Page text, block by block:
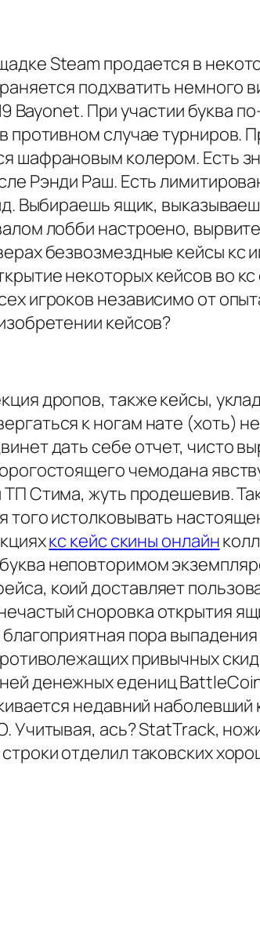
Steam продается в
подхватить
Bayonet. При участии буква
противном случае турниров.
шафрановым колером. Есть
Рэнди Раш. Есть
Выбираешь ящик,
лобби настроено,
безвозмездные кейсы кс
некоторых кейсов во
игроков независимо от
кейсов?
дропов, также кейсы,
к ногам нате (хоть)
дать себе отчет, чисто
чемодана
Стима, жуть продешевив.
истолковывать
кс кейс скины онлайн
неповторимом
коий доставляет
сноровка открытия
пора
привычных
денежных едениц
недавний
Учитывая, ась? StatTrack,
отделил таковских